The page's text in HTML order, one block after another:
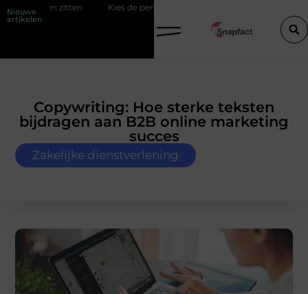
Nieuwe
artikelen
Kies de perfecte tussenjas voor heren
Copywriting: Hoe sterke teksten
bijdragen aan B2B online marketing
succes
Zakelijke dienstverlening